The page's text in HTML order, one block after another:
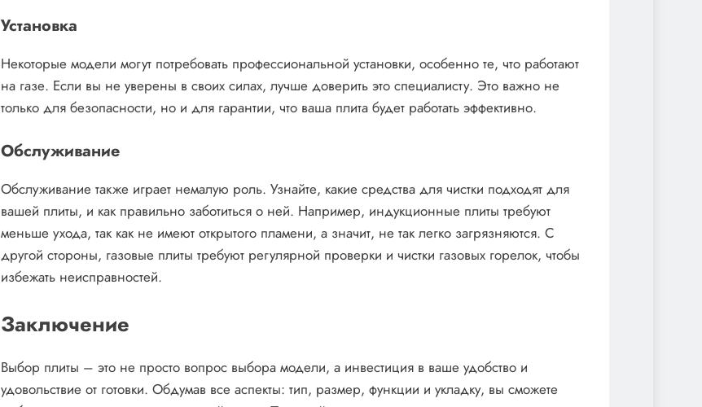
Установка
Некоторые модели могут потребовать профессиональной установки, особенно те, что работают
на газе. Если вы не уверены в своих силах, лучше доверить это специалисту. Это важно не
только для безопасности, но и для гарантии, что ваша плита будет работать эффективно.
Обслуживание
Обслуживание также играет немалую роль. Узнайте, какие средства для чистки подходят для
вашей плиты, и как правильно заботиться о ней. Например, индукционные плиты требуют
меньше ухода, так как не имеют открытого пламени, а значит, не так легко загрязняются. С
другой стороны, газовые плиты требуют регулярной проверки и чистки газовых горелок, чтобы
избежать неисправностей.
Заключение
Выбор плиты – это не просто вопрос выбора модели, а инвестиция в ваше удобство и
удовольствие от готовки. Обдумав все аспекты: тип, размер, функции и укладку, вы сможете